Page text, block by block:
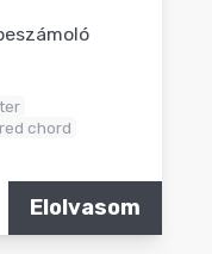
chord
Elolvasom